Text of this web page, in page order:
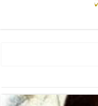
- اضغط للاطلاع